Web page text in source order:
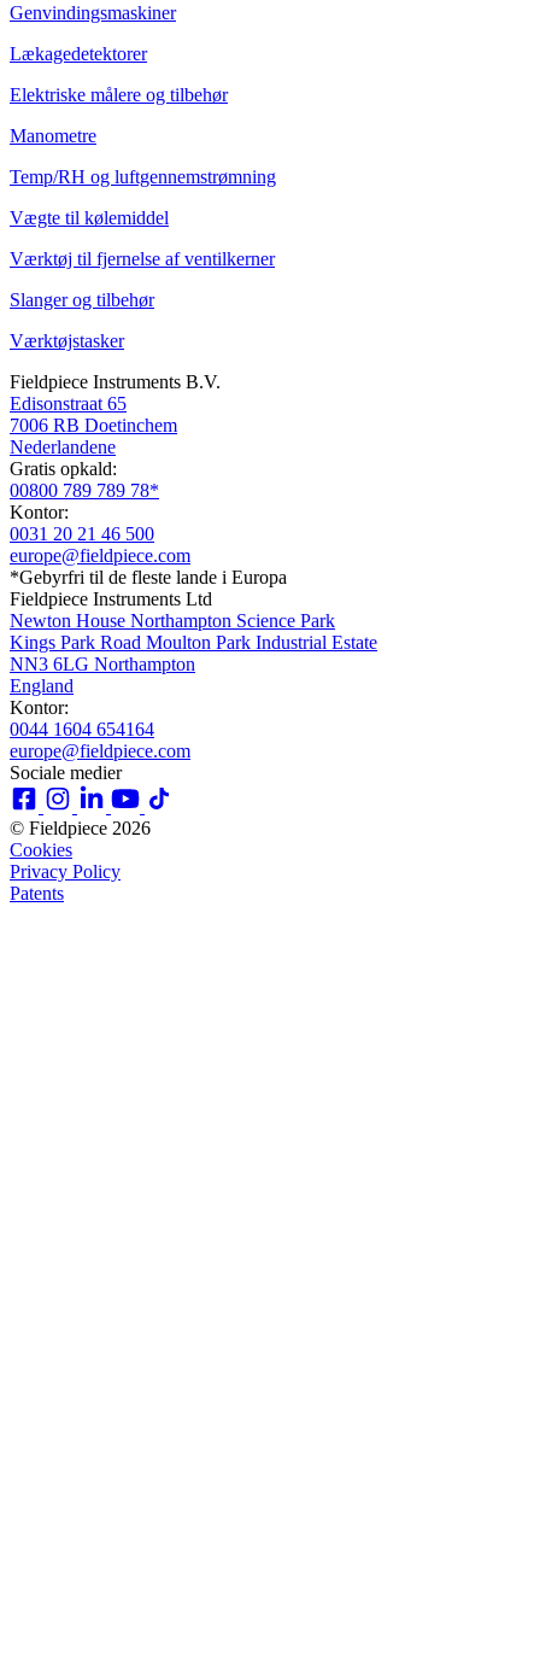
Genvindingsmaskiner
Lækagedetektorer
Elektriske målere og tilbehør
Manometre
Temp/RH og luftgennemstrømning
Vægte til kølemiddel
Værktøj til fjernelse af ventilkerner
Slanger og tilbehør
Værktøjstasker
Fieldpiece Instruments B.V.
Edisonstraat 65
7006 RB Doetinchem
Nederlandene
Gratis opkald:
00800 789 789 78*
Kontor:
0031 20 21 46 500
europe@fieldpiece.com
*Gebyrfri til de fleste lande i Europa
Fieldpiece Instruments Ltd
Newton House Northampton Science Park
Kings Park Road Moulton Park Industrial Estate
NN3 6LG Northampton
England
Kontor:
0044 1604 654164
europe@fieldpiece.com
Sociale medier
© Fieldpiece 2026
Cookies
Privacy Policy
Patents